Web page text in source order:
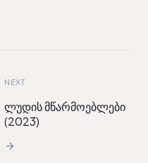
NEXT
ლუდის მწარმოებლები
(2023)